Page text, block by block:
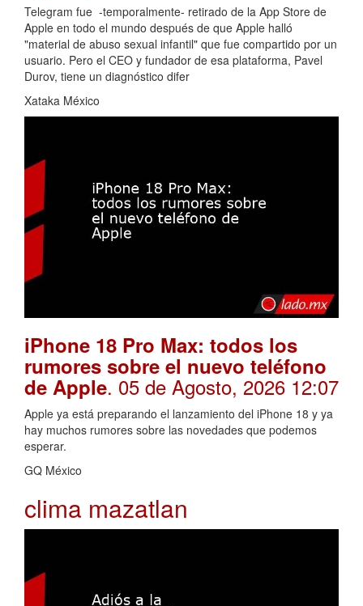
Telegram fue -temporalmente- retirado de la App Store de
Apple en todo el mundo después de que Apple halló
"material de abuso sexual infantil" que fue compartido por un
usuario. Pero el CEO y fundador de esa plataforma, Pavel
Durov, tiene un diagnóstico difer
Xataka México
iPhone 18 Pro Max: todos los
rumores sobre el nuevo teléfono
de Apple. 05 de Agosto, 2026 12:07
Apple ya está preparando el lanzamiento del iPhone 18 y ya
hay muchos rumores sobre las novedades que podemos
esperar.
GQ México
clima mazatlan